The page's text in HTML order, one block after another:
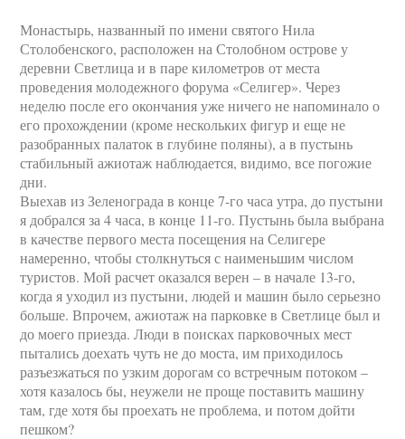
Монастырь, названный по имени святого Нила
Столобенского, расположен на Столобном острове у
деревни Светлица и в паре километров от места
проведения молодежного форума «Селигер». Через
неделю после его окончания уже ничего не напоминало о
его прохождении (кроме нескольких фигур и еще не
разобранных палаток в глубине поляны), а в пустынь
стабильный ажиотаж наблюдается, видимо, все погожие
дни.
Выехав из Зеленограда в конце 7-го часа утра, до пустыни
я добрался за 4 часа, в конце 11-го. Пустынь была выбрана
в качестве первого места посещения на Селигере
намеренно, чтобы столкнуться с наименьшим числом
туристов. Мой расчет оказался верен – в начале 13-го,
когда я уходил из пустыни, людей и машин было серьезно
больше. Впрочем, ажиотаж на парковке в Светлице был и
до моего приезда. Люди в поисках парковочных мест
пытались доехать чуть не до моста, им приходилось
разъезжаться по узким дорогам со встречным потоком –
хотя казалось бы, неужели не проще поставить машину
там, где хотя бы проехать не проблема, и потом дойти
пешком?